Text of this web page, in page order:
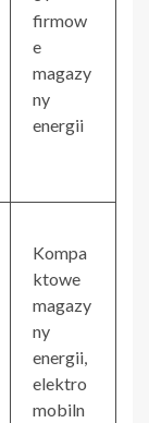
firmow
e
magazy
ny
energii
Kompa
ktowe
magazy
ny
energii,
elektro
mobiln